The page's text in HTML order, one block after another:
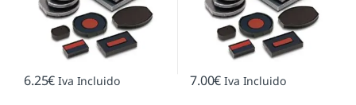
6.25€ Iva Incluido 7.00€ Iva Incluido